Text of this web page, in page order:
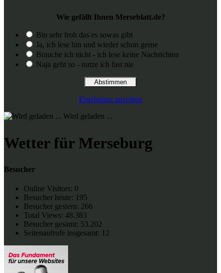
Wie gefällt Ihnen Merseblatt.de?
Bin sehr froh das es sowas gibt
Ja, ich lese hin und wieder schon gerne
Brauche ich nicht - ich lese keine Nachrichten
Naja geht so - nutze ich fast nie
Ergebnisse anzeigen
Wird geladen ...
Wetter für Merseburg
Besucher
Online Visitors: 0
Besucher heute: 195
Besucher gestern: 266
Total Views: 48.383
Besucher gesamt: 53.202
Seitenaufrufe insgesamt: 12